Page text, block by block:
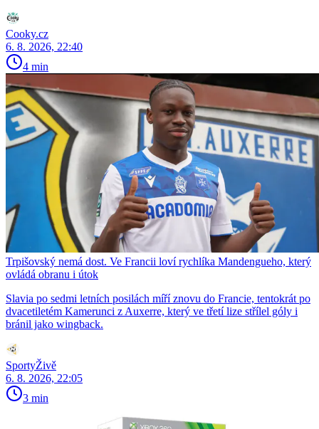
Cooky.cz
6. 8. 2026, 22:40
4 min
Trpišovský nemá dost. Ve Francii loví rychlíka Mandengueho, který
ovládá obranu i útok
Slavia po sedmi letních posilách míří znovu do Francie, tentokrát po
dvacetiletém Kamerunci z Auxerre, který ve třetí lize střílel góly i
bránil jako wingback.
SportyŽivě
6. 8. 2026, 22:05
3 min